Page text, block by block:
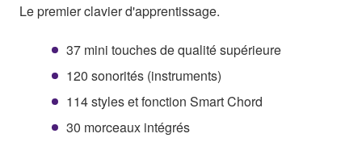
Le premier clavier d'apprentissage.
37 mini touches de qualité supérieure
120 sonorités (instruments)
114 styles et fonction Smart Chord
30 morceaux intégrés